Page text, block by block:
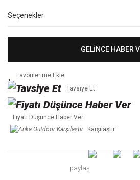
Seçenekler
GELİNCE HABER
Tavsiye Et
Fiyatı Düşünce Haber Ver
Karşılaştır
paylaş